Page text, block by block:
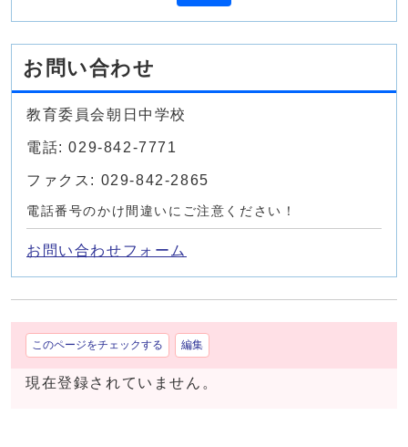
お問い合わせ
教育委員会朝日中学校
電話: 029-842-7771
ファクス: 029-842-2865
電話番号のかけ間違いにご注意ください！
お問い合わせフォーム
このページをチェックする 編集
現在登録されていません。